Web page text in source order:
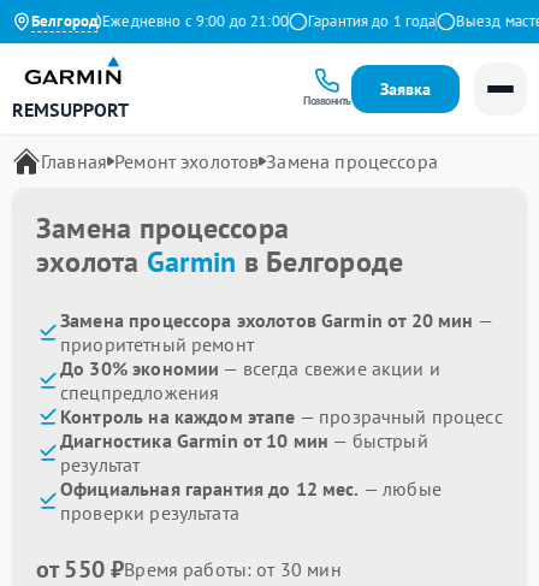
Белгород
Яндекс Ежедневно с 9:00 до 21:00 Гарантия до 1 года Выезд
REMSUPPORT Позвонить
Заявка
Главная Ремонт эхолотов Замена процессора
Замена процессора
эхолота Garmin в Белгороде
Замена процессора эхолотов Garmin от 20 мин —
приоритетный ремонт
До 30% экономии — всегда свежие акции и
спецпредложения
Контроль на каждом этапе — прозрачный процесс
Диагностика Garmin от 10 мин — быстрый
результат
Официальная гарантия до 12 мес. — любые
проверки результата
от 550 ₽Время работы: от 30 мин